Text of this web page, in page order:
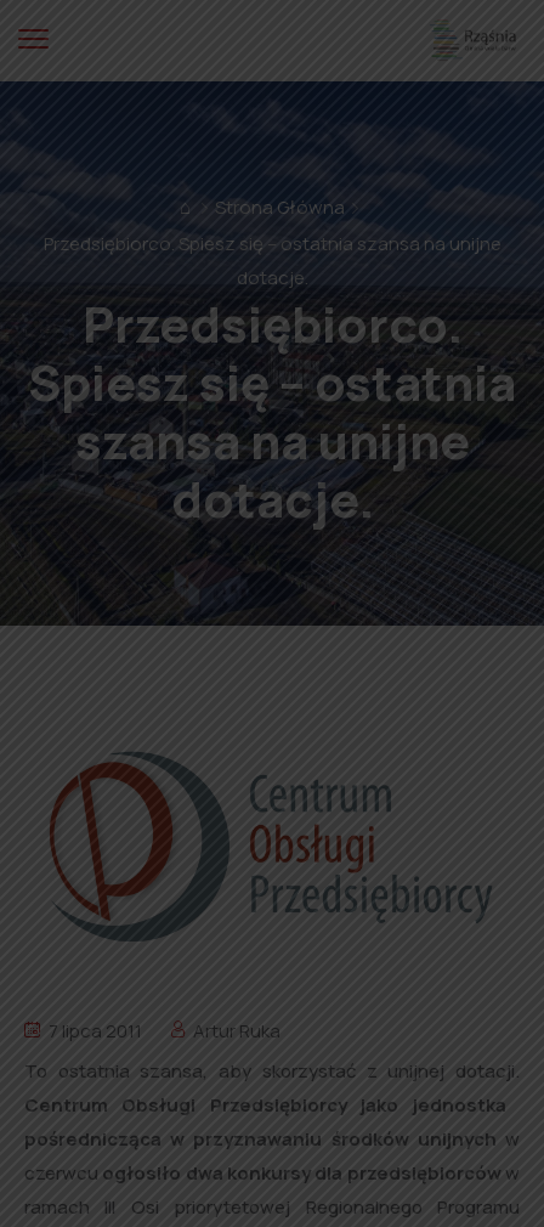
⌂
Strona Główna
Przedsiębiorco. Spiesz się – ostatnia szansa na unijne
dotacje.
Przedsiębiorco.
Spiesz się – ostatnia
szansa na unijne
dotacje.
7 lipca 2011
Artur Ruka
To ostatnia szansa, aby skorzystać z unijnej dotacji.
Centrum Obsługi Przedsiębiorcy jako jednostka
pośrednicząca w przyznawaniu środków unijnych w
czerwcu ogłosiło dwa konkursy dla przedsiębiorcóww
ramach III Osi priorytetowej Regionalnego Programu